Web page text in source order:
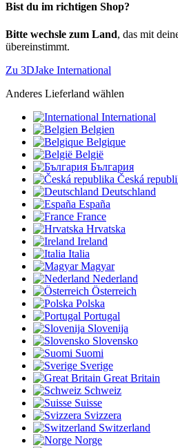
Bist du im richtigen Shop?
Bitte wechsle zum Land, das mit
übereinstimmt.
Zu 3DJake International
Anderes Lieferland wählen
International
Belgien
Belgique
België
България
Česká
Deutschland
España
France
Hrvatska
Ireland
Italia
Magyar
Nederland
Österreich
Polska
Portugal
Slovenija
Slovensko
Suomi
Sverige
Great Britain
Schweiz
Suisse
Svizzera
Switzerland
Norge